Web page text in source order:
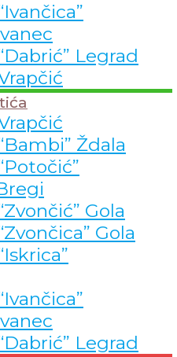
Legrad
Ždala
Gola
Gola
Legrad